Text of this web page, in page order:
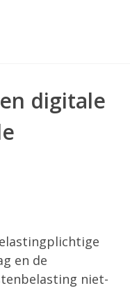
digitale
en de
niet-